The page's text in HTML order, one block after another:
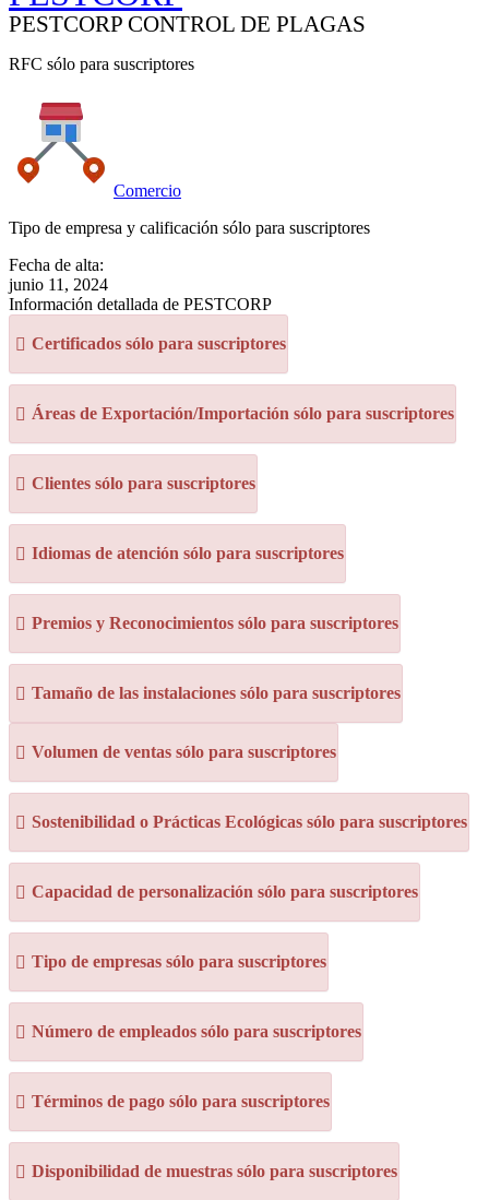
PESTCORP CONTROL DE PLAGAS
RFC sólo para suscriptores
Comercio
Tipo de empresa y calificación sólo para suscriptores
Fecha de alta:
junio 11, 2024
Información detallada de PESTCORP
Certificados sólo para suscriptores
Áreas de Exportación/Importación sólo para suscriptores
Clientes sólo para suscriptores
Idiomas de atención sólo para suscriptores
Premios y Reconocimientos sólo para suscriptores
Tamaño de las instalaciones sólo para suscriptores
Volumen de ventas sólo para suscriptores
Sostenibilidad o Prácticas Ecológicas sólo para suscriptores
Capacidad de personalización sólo para suscriptores
Tipo de empresas sólo para suscriptores
Número de empleados sólo para suscriptores
Términos de pago sólo para suscriptores
Disponibilidad de muestras sólo para suscriptores